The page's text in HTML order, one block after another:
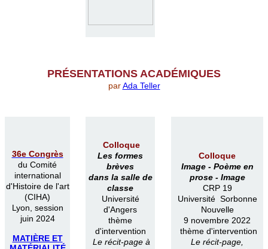
PRÉSENTATIONS ACADÉMIQUES
parAda Teller
36e Congrès
du Comité
international
d'Histoire de l'art
(CIHA)
Lyon, session
juin 2024
MATIÈRE ET
Colloque
Les formes
brèves
dans la salle de
classe
Université
d'Angers
thème
d'intervention
Le récit-page à
Colloque
Image - Poème en
prose - Image
CRP 19
Université Sorbonne
Nouvelle
9 novembre 2022
thème d'intervention
Le récit-page,